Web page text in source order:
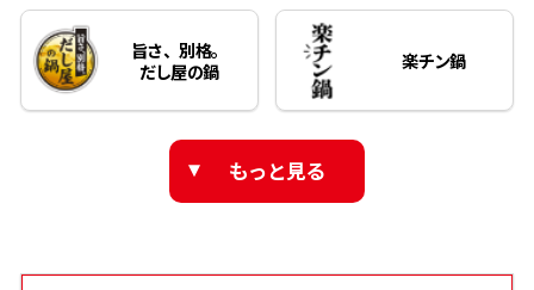
旨さ、別格。
だし屋の鍋
楽チン鍋
もっと見る